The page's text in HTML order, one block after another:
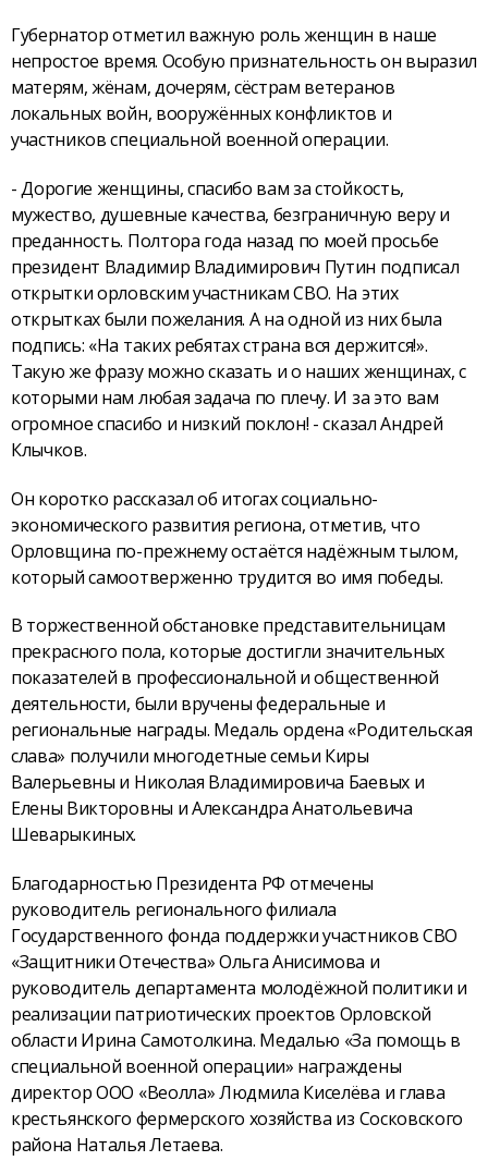
Губернатор отметил важную роль женщин в наше
непростое время. Особую признательность он выразил
матерям, жёнам, дочерям, сёстрам ветеранов
локальных войн, вооружённых конфликтов и
участников специальной военной операции.
- Дорогие женщины, спасибо вам за стойкость,
мужество, душевные качества, безграничную веру и
преданность. Полтора года назад по моей просьбе
президент Владимир Владимирович Путин подписал
открытки орловским участникам СВО. На этих
открытках были пожелания. А на одной из них была
подпись: «На таких ребятах страна вся держится!».
Такую же фразу можно сказать и о наших женщинах, с
которыми нам любая задача по плечу. И за это вам
огромное спасибо и низкий поклон! - сказал Андрей
Клычков.
Он коротко рассказал об итогах социально-
экономического развития региона, отметив, что
Орловщина по-прежнему остаётся надёжным тылом,
который самоотверженно трудится во имя победы.
В торжественной обстановке представительницам
прекрасного пола, которые достигли значительных
показателей в профессиональной и общественной
деятельности, были вручены федеральные и
региональные награды. Медаль ордена «Родительская
слава» получили многодетные семьи Киры
Валерьевны и Николая Владимировича Баевых и
Елены Викторовны и Александра Анатольевича
Шеварыкиных.
Благодарностью Президента РФ отмечены
руководитель регионального филиала
Государственного фонда поддержки участников СВО
«Защитники Отечества» Ольга Анисимова и
руководитель департамента молодёжной политики и
реализации патриотических проектов Орловской
области Ирина Самотолкина. Медалью «За помощь в
специальной военной операции» награждены
директор ООО «Веолла» Людмила Киселёва и глава
крестьянского фермерского хозяйства из Сосковского
района Наталья Летаева.